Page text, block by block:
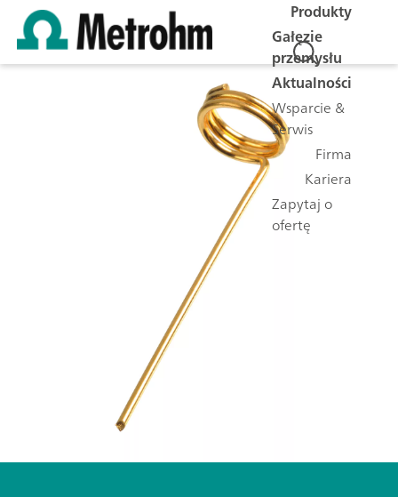
Produkty
Gałęzie
przemysłu
Aktualności
Wsparcie &
Serwis
Firma
Kariera
Zapytaj o
ofertę